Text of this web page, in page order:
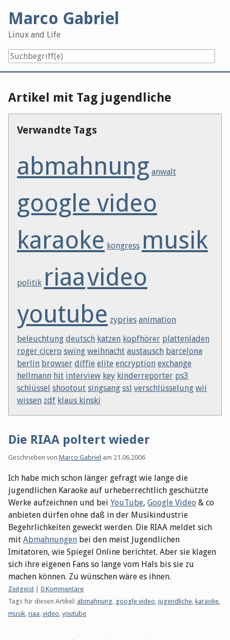
content
Marco Gabriel
Linux and Life
Artikel mit Tag jugendliche
Verwandte Tags
abmahnung anwalt
google video
karaoke kongress musik
politik riaavideo
youtube zypries animation
beleuchtung deutsch katzen kopfhörer plattenladen
roger cicero swing weihnacht austausch barcelona
berlin browser diffie elite encryption exchange
hellmann hit interview key kinderreporter ps3
schlüssel shootout singsang ssl verschlüsselung wii
wissen zdf klaus kinski
Die RIAA poltert wieder
Geschrieben von Marco Gabriel am 21.06.2006
Ich habe mich schon länger gefragt wie lange die
jugendlichen Karaoke auf urheberrechtlich geschützte
Werke aufzeichnen und bei YouTube, Google Video & co
anbieten dürfen ohne daß in der Musikindustrie
Begehrlichkeiten geweckt werden. Die RIAA meldet sich
mit Abmahnungen bei den meist Jugendlichen
Imitatoren, wie Spiegel Online berichtet. Aber sie klagen
sich ihre eigenen Fans so lange vom Hals bis sie zu
machen können. Zu wünschen wäre es ihnen.
Kategorien:
Zeitgeist
0 Kommentare
Tags für diesen Artikel: abmahnung, google video, jugendliche, karaoke,
musik, riaa, video, youtube